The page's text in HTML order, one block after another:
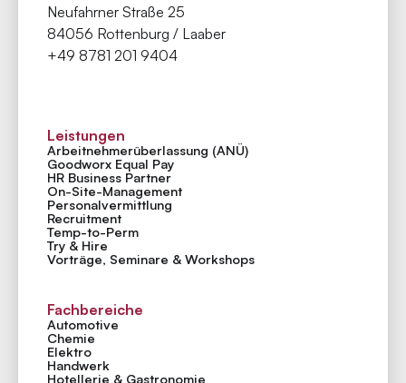
Neufahrner Straße 25
84056 Rottenburg / Laaber
+49 8781 201 9404
Leistungen
Arbeitnehmer­überlassung (ANÜ)
Goodworx Equal Pay
HR Business Partner
On-Site-Management
Personal­vermittlung
Recruitment
Temp-to-Perm
Try & Hire
Vorträge, Seminare & Workshops
Fachbereiche
Automotive
Chemie
Elektro
Handwerk
Hotellerie & Gastronomie